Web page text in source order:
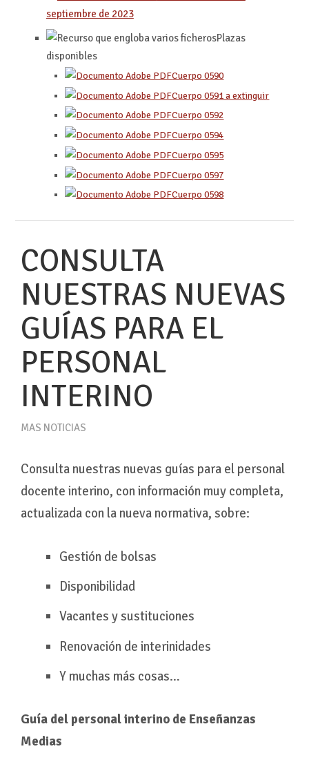
septiembre de 2023
Plazas
disponibles
Cuerpo 0590
Cuerpo 0591 a extinguir
Cuerpo 0592
Cuerpo 0594
Cuerpo 0595
Cuerpo 0597
Cuerpo 0598
CONSULTA
NUESTRAS NUEVAS
GUÍAS PARA EL
PERSONAL
INTERINO
MAS NOTICIAS
Consulta nuestras nuevas guías para el personal
docente interino, con información muy completa,
actualizada con la nueva normativa, sobre:
Gestión de bolsas
Disponibilidad
Vacantes y sustituciones
Renovación de interinidades
Y muchas más cosas…
Guía del personal interino de Enseñanzas
Medias